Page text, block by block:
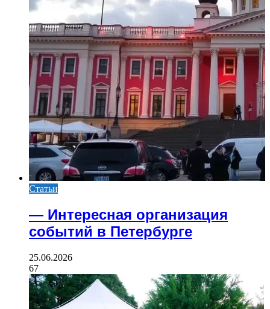
Статьи
— Интересная организация
событий в Петербурге
25.06.2026
67